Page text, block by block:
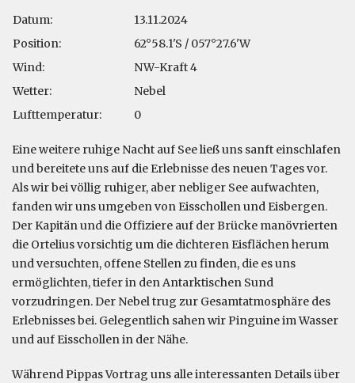
Datum:
13.11.2024
Position:
62°58.1'S / 057°27.6'W
Wind:
NW-Kraft 4
Wetter:
Nebel
Lufttemperatur:
0
Eine weitere ruhige Nacht auf See ließ uns sanft einschlafen
und bereitete uns auf die Erlebnisse des neuen Tages vor.
Als wir bei völlig ruhiger, aber nebliger See aufwachten,
fanden wir uns umgeben von Eisschollen und Eisbergen.
Der Kapitän und die Offiziere auf der Brücke manövrierten
die Ortelius vorsichtig um die dichteren Eisflächen herum
und versuchten, offene Stellen zu finden, die es uns
ermöglichten, tiefer in den Antarktischen Sund
vorzudringen. Der Nebel trug zur Gesamtatmosphäre des
Erlebnisses bei. Gelegentlich sahen wir Pinguine im Wasser
und auf Eisschollen in der Nähe.
Während Pippas Vortrag uns alle interessanten Details über